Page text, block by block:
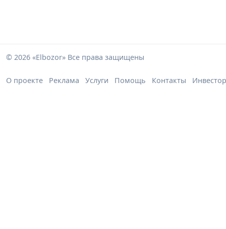
© 2026 «Elbozor» Все права защищены
О проекте Реклама Услуги Помощь Контакты